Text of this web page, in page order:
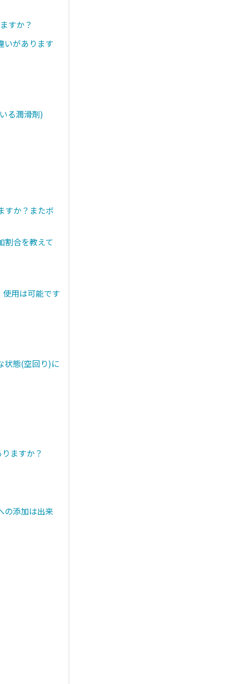
すか？
いがあります
る潤滑剤)
すか？またボ
割合を教えて
用は可能です
状態(空回り)に
ますか？
の添加は出来